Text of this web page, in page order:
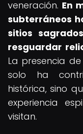
veneración. En
subterráneos
sitios
resguardar
La presencia
solo ha
histórica, sino
experiencia
visitan.